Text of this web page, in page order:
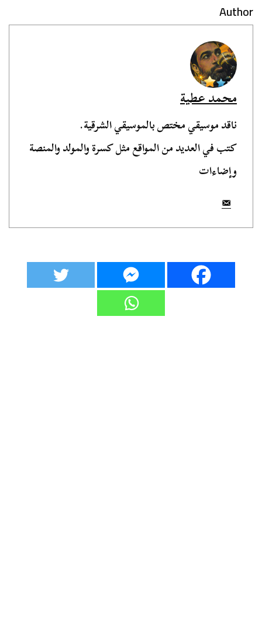
Author
محمد عطية
ناقد موسيقي مختص بالموسيقي الشرقية.
كتب في العديد من المواقع مثل كسرة والمولد والمنصة
وإضاءات